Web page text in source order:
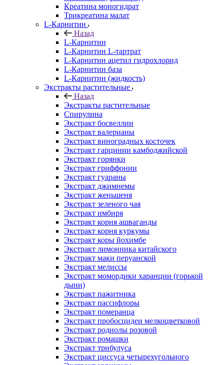
Креатина моногидрат
Трикреатина малат
L-Карнитин
Назад
L-Карнитин
L-Карнитин L-тартрат
L-Карнитин ацетил гидрохлорид
L-Карнитин база
L-Карнитин (жидкость)
Экстракты растительные
Назад
Экстракты растительные
Спирулина
Экстракт босвеллии
Экстракт валерианы
Экстракт виноградных косточек
Экстракт гарцинии камбоджийской
Экстракт горянки
Экстракт гриффонии
Экстракт гуараны
Экстракт джимнемы
Экстракт женьшеня
Экстракт зеленого чая
Экстракт имбиря
Экстракт корня ашваганды
Экстракт корня куркумы
Экстракт коры йохимбе
Экстракт лимонника китайского
Экстракт маки перуанской
Экстракт мелиссы
Экстракт момордики харанции (горькой
дыни)
Экстракт пажитника
Экстракт пассифлоры
Экстракт померанца
Экстракт пробосцидеи мелкоцветковой
Экстракт родиолы розовой
Экстракт ромашки
Экстракт трибулуса
Экстракт циссуса четырехугольного